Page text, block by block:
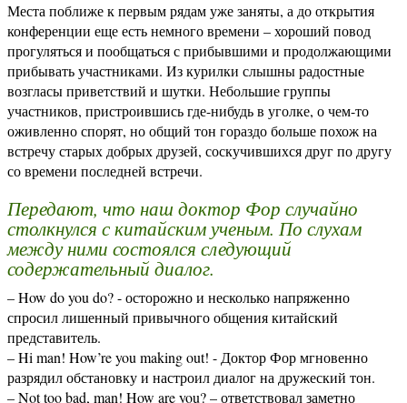
Места поближе к первым рядам уже заняты, а до открытия
конференции еще есть немного времени – хороший повод
прогуляться и пообщаться с прибывшими и продолжающими
прибывать участниками. Из курилки слышны радостные
возгласы приветствий и шутки. Небольшие группы
участников, пристроившись где-нибудь в уголке, о чем-то
оживленно спорят, но общий тон гораздо больше похож на
встречу старых добрых друзей, соскучившихся друг по другу
со времени последней встречи.
Передают, что наш доктор Фор случайно
столкнулся с китайским ученым. По слухам
между ними состоялся следующий
содержательный диалог.
– How do you do? - осторожно и несколько напряженно
спросил лишенный привычного общения китайский
представитель.
– Hi man! How’re you making out! - Доктор Фор мгновенно
разрядил обстановку и настроил диалог на дружеский тон.
– Not too bad, man! How are you? – ответствовал заметно